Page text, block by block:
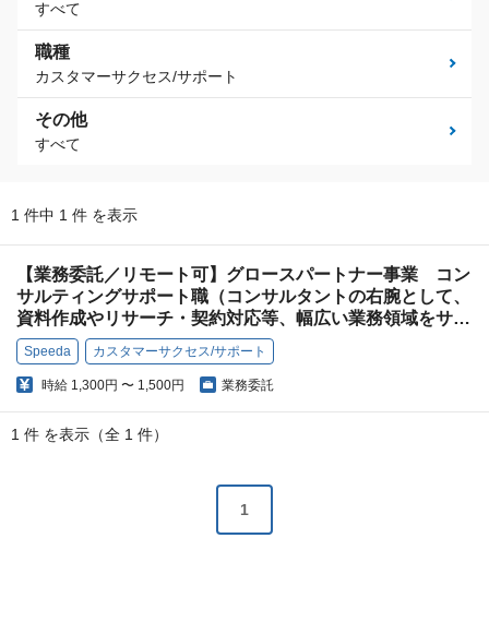
すべて
職種
カスタマーサクセス/サポート
その他
すべて
1 件中 1 件 を表示
【業務委託／リモート可】グロースパートナー事業 コン
サルティングサポート職（コンサルタントの右腕として、
資料作成やリサーチ・契約対応等、幅広い業務領域をサポ
ート）
Speeda カスタマーサクセス/サポート
時給 1,300円 〜 1,500円 業務委託
1 件 を表示（全 1 件）
1